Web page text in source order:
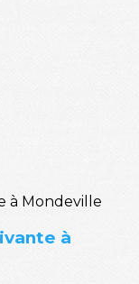
à